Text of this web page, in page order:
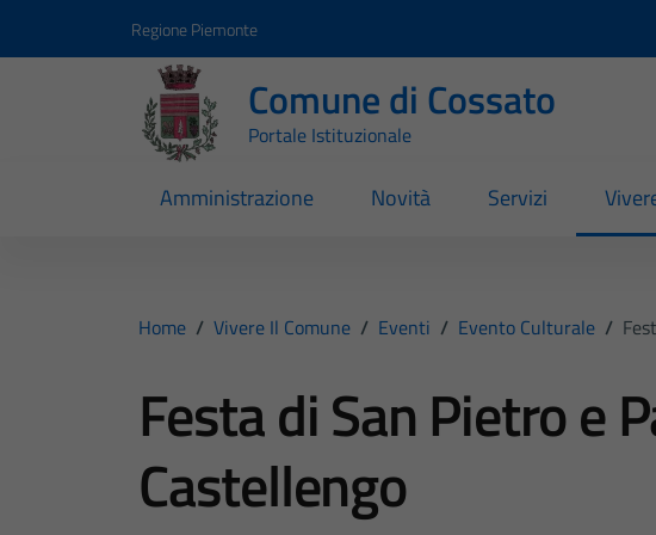
Regione Piemonte
Comune di Cossato
Portale Istituzionale
Amministrazione Novità Servizi
Home / Vivere Il Comune / Eventi / Evento Culturale /
Festa di San Pietro e
Castellengo